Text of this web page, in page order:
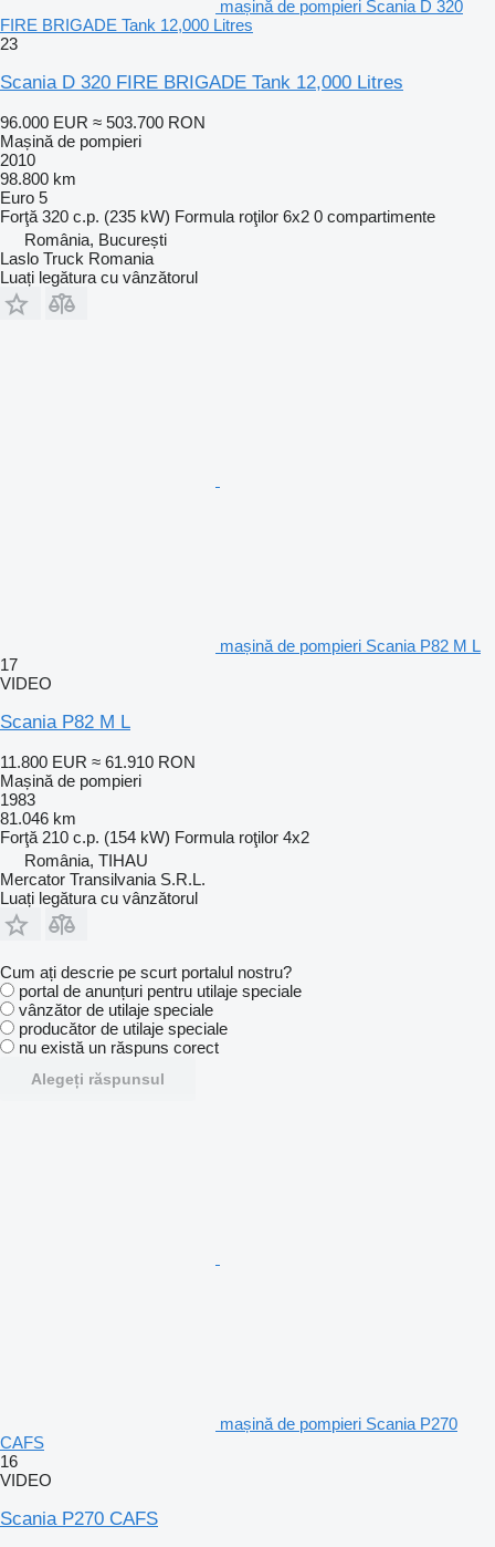
mașină de pompieri Scania D 320
FIRE BRIGADE Tank 12,000 Litres
23
Scania D 320 FIRE BRIGADE Tank 12,000 Litres
96.000 EUR ≈ 503.700 RON
Mașină de pompieri
2010
98.800 km
Euro 5
Forţă 320 c.p. (235 kW) Formula roţilor 6x2 0 compartimente
România, București
Laslo Truck Romania
Luați legătura cu vânzătorul
mașină de pompieri Scania P82 M L
17
VIDEO
Scania P82 M L
11.800 EUR ≈ 61.910 RON
Mașină de pompieri
1983
81.046 km
Forţă 210 c.p. (154 kW) Formula roţilor 4x2
România, TIHAU
Mercator Transilvania S.R.L.
Luați legătura cu vânzătorul
Cum ați descrie pe scurt portalul nostru?
portal de anunțuri pentru utilaje speciale
vânzător de utilaje speciale
producător de utilaje speciale
nu există un răspuns corect
Alegeți răspunsul
mașină de pompieri Scania P270
CAFS
16
VIDEO
Scania P270 CAFS